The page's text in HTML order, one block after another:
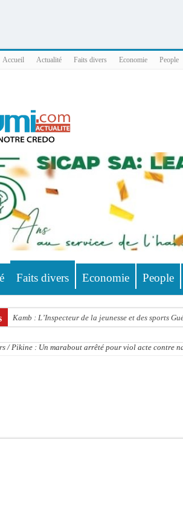
Accueil Actualité Faits divers Economie People
Faits divers Economie People
Kamb : L’Inspecteur de la jeunesse et des sports
/ Pikine : Un marabout arrêté pour viol acte contre